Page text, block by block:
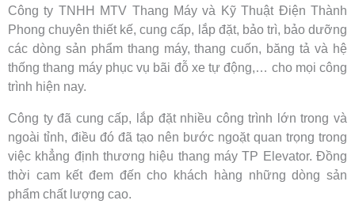
Công ty TNHH MTV Thang Máy và Kỹ Thuật Điện Thành
Phong chuyên thiết kế, cung cấp, lắp đặt, bảo trì, bảo dưỡng
các dòng sản phẩm thang máy, thang cuốn, băng tả và hệ
thống thang máy phục vụ bãi đỗ xe tự động,… cho mọi công
trình hiện nay.
Công ty đã cung cấp, lắp đặt nhiều công trình lớn trong và
ngoài tỉnh, điều đó đã tạo nên bước ngoặt quan trọng trong
việc khẳng định thương hiệu thang máy TP Elevator. Đồng
thời cam kết đem đến cho khách hàng những dòng sản
phẩm chất lượng cao.